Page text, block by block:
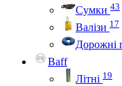
Сумки 43
Валізи 17
Дорожні
Baff
Літні 19